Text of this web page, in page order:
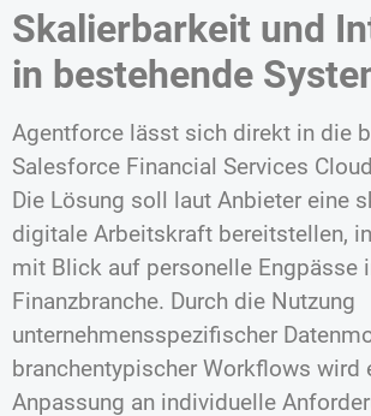
Skalierbarkeit und
in bestehende
Agentforce lässt sich direkt in die
Salesforce Financial Services
Die Lösung soll laut Anbieter eine
digitale Arbeitskraft bereitstellen,
mit Blick auf personelle Engpässe
Finanzbranche. Durch die Nutzung
unternehmensspezifischer
branchentypischer Workflows wird
Anpassung an individuelle